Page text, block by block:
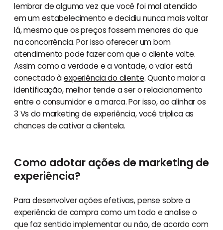
lembrar de alguma vez que você foi mal atendido
em um estabelecimento e decidiu nunca mais voltar
lá, mesmo que os preços fossem menores do que
na concorrência. Por isso oferecer um bom
atendimento pode fazer com que o cliente volte.
Assim como a verdade e a vontade, o valor está
conectado àexperiência do cliente. Quanto maior a
identificação, melhor tende a ser o relacionamento
entre o consumidor e a marca. Por isso, ao alinhar os
3 Vs do marketing de experiência, você triplica as
chances de cativar a clientela.
Como adotar ações de marketing de
experiência?
Para desenvolver ações efetivas, pense sobre a
experiência de compra como um todo e analise o
que faz sentido implementar ou não, de acordo com